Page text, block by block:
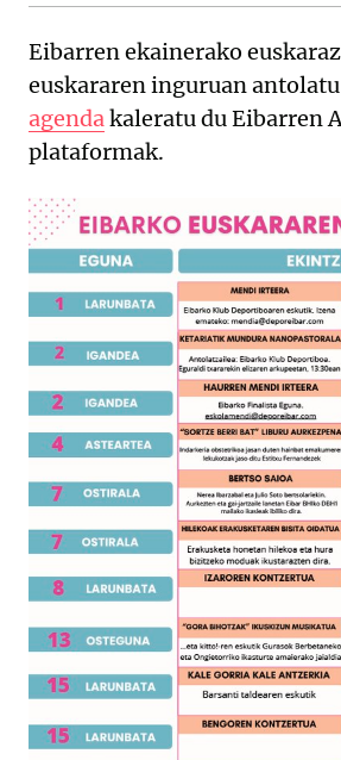
Eibarren ekainerako
euskararen inguruan
agendakaleratu du Eibarren
plataformak.